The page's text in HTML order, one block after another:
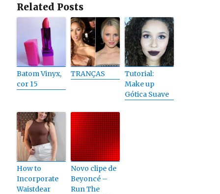
Related Posts
Batom Vinyx,
cor 15
TRANÇAS
Tutorial:
Make up
Gótica Suave
How to
Incorporate
Waistdear
Novo clipe de
Beyoncé –
Run The